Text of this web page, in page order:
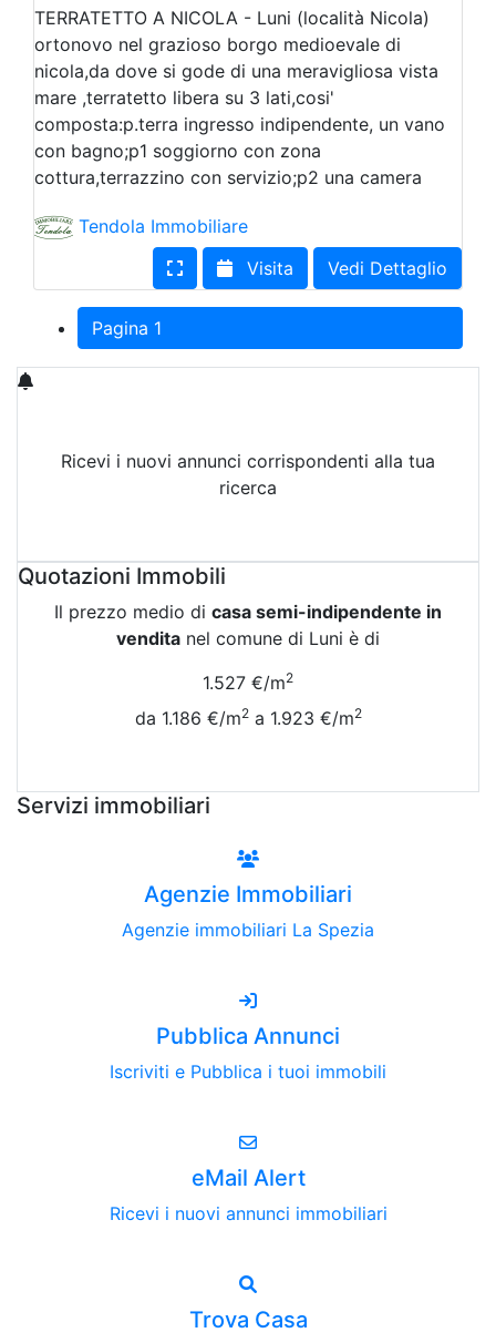
TERRATETTO A NICOLA - Luni (località Nicola)
ortonovo nel grazioso borgo medioevale di
nicola,da dove si gode di una meravigliosa vista
mare ,terratetto libera su 3 lati,cosi'
composta:p.terra ingresso indipendente, un vano
con bagno;p1 soggiorno con zona
cottura,terrazzino con servizio;p2 una camera
Tendola Immobiliare
Visita
Vedi Dettaglio
Pagina 1
Ricevi i nuovi annunci corrispondenti alla tua
ricerca
Quotazioni Immobili
Il prezzo medio di casa semi-indipendente in
vendita nel comune di Luni è di
1.527 €/m2
da 1.186 €/m2a 1.923 €/m2
Servizi immobiliari
Agenzie Immobiliari
Agenzie immobiliari La Spezia
Pubblica Annunci
Iscriviti e Pubblica i tuoi immobili
eMail Alert
Ricevi i nuovi annunci immobiliari
Trova Casa